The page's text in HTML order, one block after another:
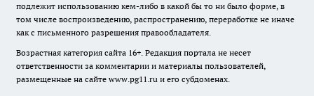
подлежит использованию кем-либо в какой бы то ни было форме, в
том числе воспроизведению, распространению, переработке не иначе
как с письменного разрешения правообладателя.
Возрастная категория сайта 16+. Редакция портала не несет
ответственности за комментарии и материалы пользователей,
размещенные на сайте www.pg11.ru и его субдоменах.